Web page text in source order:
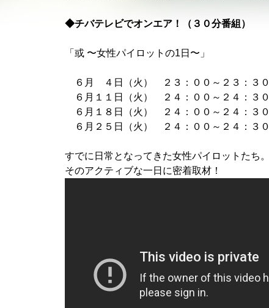
◆チバテレビでオンエア！（３０分番組）
「或 〜女性パイロットの1日〜」
６月 ４日（火） ２３：００～２３：３０
６月１１日（火） ２４：００～２４：３０
６月１８日（火） ２４：００～２４：３０
６月２５日（火） ２４：００～２４：３０
すでに日常となってきた女性パイロットたち。
そのアクティブな一日に密着取材！